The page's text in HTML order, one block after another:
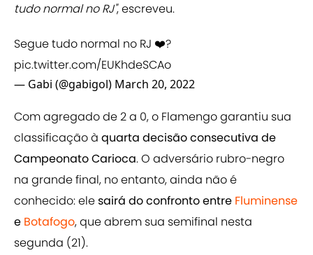
tudo normal no RJ", escreveu.
Segue tudo normal no RJ ❤️?
pic.twitter.com/EUKhdeSCAo
— Gabi (@gabigol) March 20, 2022
Com agregado de 2 a 0, o Flamengo garantiu sua
classificação à quarta decisão consecutiva de
Campeonato Carioca. O adversário rubro-negro
na grande final, no entanto, ainda não é
conhecido: elesairá do confronto entre Fluminense
e Botafogo, que abrem sua semifinal nesta
segunda (21).